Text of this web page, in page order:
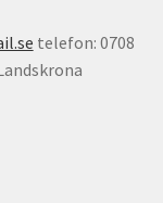
telefon: 0708